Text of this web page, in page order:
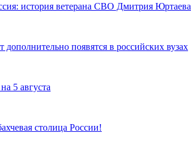
история ветерана СВО Дмитрия Юртаева
появятся в российских вузах
5 августа
столица России!